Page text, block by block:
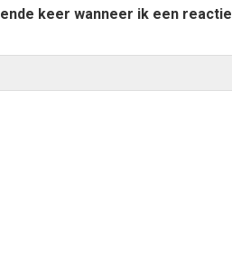
keer wanneer ik een reactie